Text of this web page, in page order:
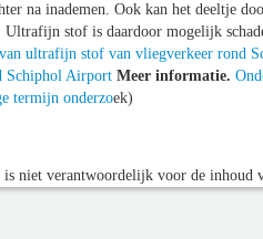
na inademen. Ook kan het deeltje
Ultrafijn stof is daardoor mogelijk
ultrafijn stof van vliegverkeer rond
Schiphol Airport Meer informatie.
termijn onderzoek)
is niet verantwoordelijk voor de inhoud